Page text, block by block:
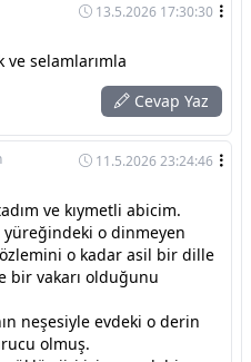
13.5.2026 17:30:30
ve selamlarımla
Cevap Yaz
11.5.2026 23:24:46
ve kıymetli abicim.
yüreğindeki o dinmeyen
o kadar asil bir dille
bir vakarı olduğunu
neşesiyle evdeki o derin
olmuş.